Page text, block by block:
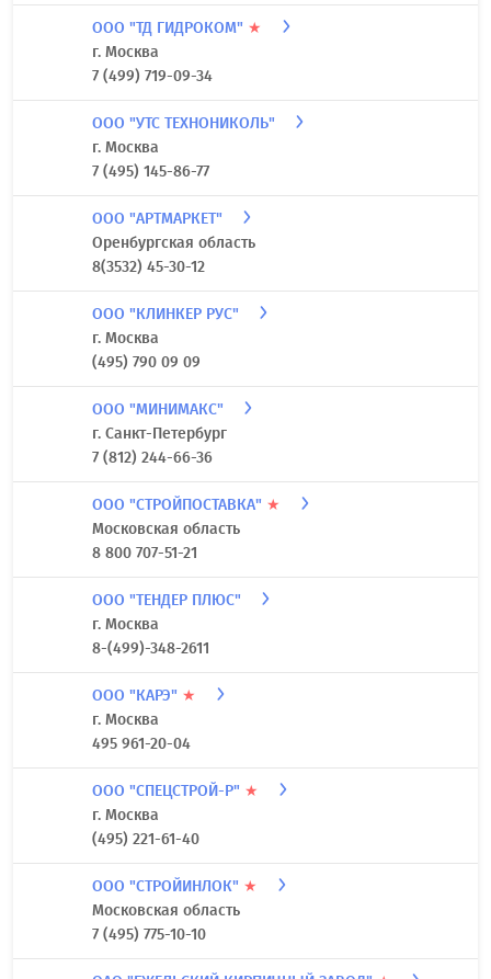
ООО "ТД ГИДРОКОМ" ★
г. Москва
7 (499) 719-09-34
ООО "УТС ТЕХНОНИКОЛЬ"
г. Москва
7 (495) 145-86-77
ООО "АРТМАРКЕТ"
Оренбургская область
8(3532) 45-30-12
ООО "КЛИНКЕР РУС"
г. Москва
(495) 790 09 09
ООО "МИНИМАКС"
г. Санкт-Петербург
7 (812) 244-66-36
ООО "СТРОЙПОСТАВКА" ★
Московская область
8 800 707-51-21
ООО "ТЕНДЕР ПЛЮС"
г. Москва
8-(499)-348-2611
ООО "КАРЭ" ★
г. Москва
495 961-20-04
ООО "СПЕЦСТРОЙ-Р" ★
г. Москва
(495) 221-61-40
ООО "СТРОЙИНЛОК" ★
Московская область
7 (495) 775-10-10